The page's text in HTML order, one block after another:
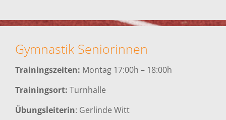
Gymnastik Seniorinnen
Trainingszeiten: Montag 17:00h – 18:00h
Trainingsort: Turnhalle
Übungsleiterin: Gerlinde Witt